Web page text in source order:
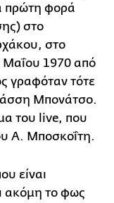
πρώτη φορά
στο
στο
Μαΐου 1970 από
γραφόταν τότε
Μπονάτσο.
του live, που
Α. Μποσκοΐτη.
είναι
ακόμη το φως